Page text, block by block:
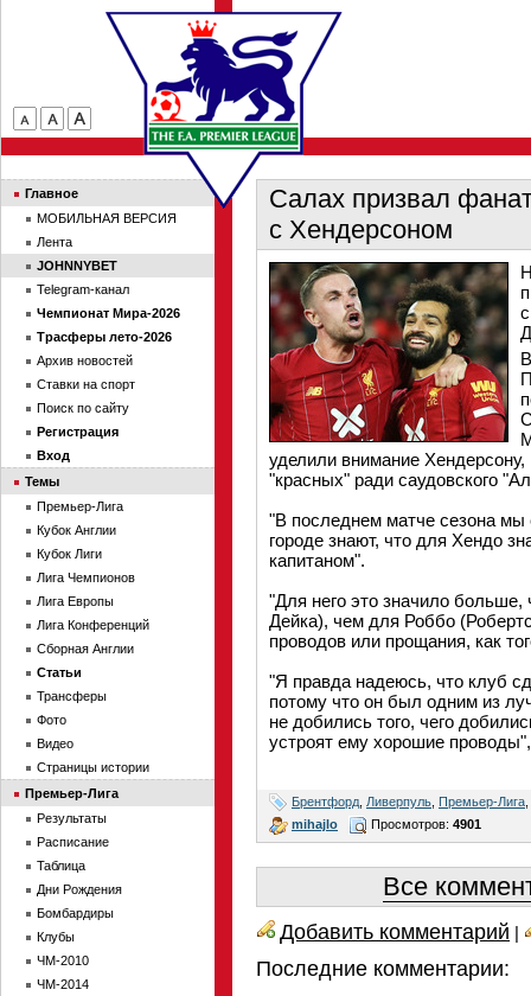
Салах призвал
с Хендерсоном
уделили внимание
"красных" ради саудовского
"В последнем матче сезона
городе знают, что для Хендо
капитаном".
"Для него это значило
Дейка), чем для Роббо
проводов или прощания, как
"Я правда надеюсь, что клуб
потому что он был одним из
не добились того, чего
устроят ему хорошие
Брентфорд Ливерпуль Премьер-Лига
mihajlo
Просмотров: 4901
Все
Добавить комментарий |
Последние комментарии:
Главное
МОБИЛЬНАЯ ВЕРСИЯ
Лента
JOHNNYBET
Telegram-канал
Чемпионат Мира-2026
Трасферы лето-2026
Архив новостей
Ставки на спорт
Поиск по сайту
Регистрация
Вход
Темы
Премьер-Лига
Кубок Англии
Кубок Лиги
Лига Чемпионов
Лига Европы
Лига Конференций
Сборная Англии
Статьи
Трансферы
Фото
Видео
Страницы истории
Премьер-Лига
Результаты
Расписание
Таблица
Дни Рождения
Бомбардиры
Клубы
ЧМ-2010
ЧМ-2014